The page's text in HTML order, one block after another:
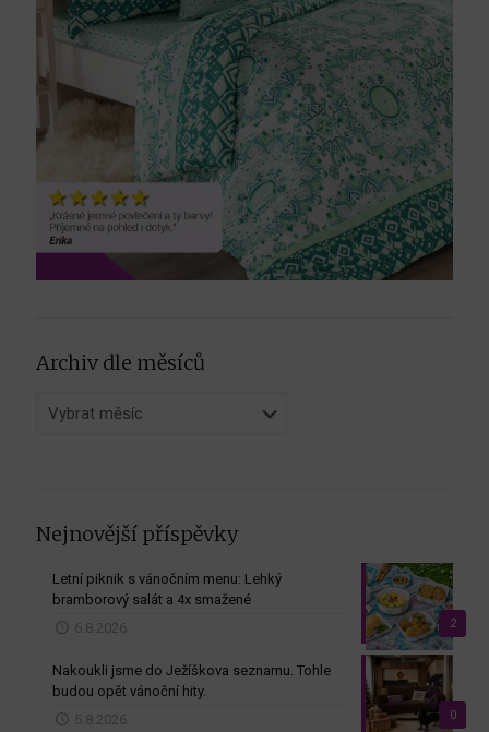
Archiv dle měsíců
dle
Nejnovější příspěvky
2
Letní piknik s vánočním menu: Lehký
bramborový salát a 4x smažené
6.8.2026
0
Nakoukli jsme do Ježíškova seznamu. Tohle
budou opět vánoční hity.
5.8.2026